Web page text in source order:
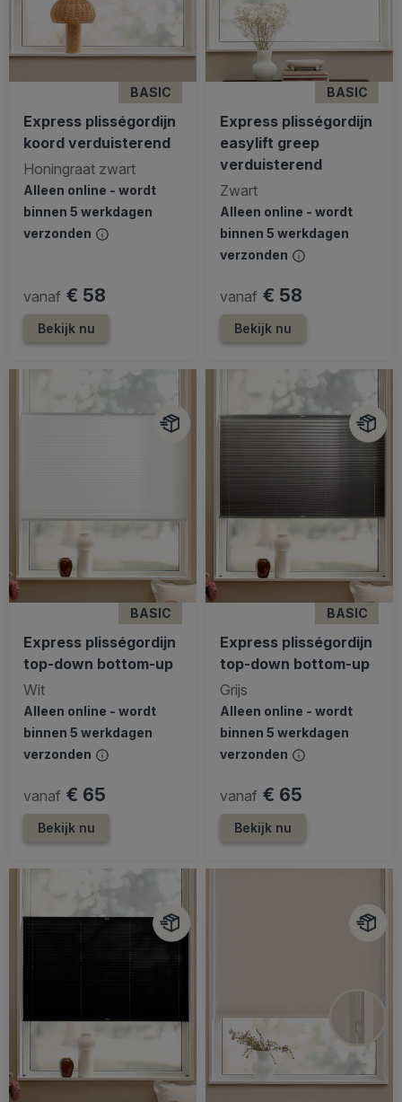
BASIC
Express plisségordijn
koord verduisterend
Honingraat zwart
Alleen online - wordt
binnen 5 werkdagen
verzonden
vanaf € 58
Bekijk nu
BASIC
Express plisségordijn
easylift greep
verduisterend
Zwart
Alleen online - wordt
binnen 5 werkdagen
verzonden
vanaf € 58
Bekijk nu
BASIC
Express plisségordijn
top-down bottom-up
Wit
Alleen online - wordt
binnen 5 werkdagen
verzonden
vanaf € 65
Bekijk nu
BASIC
Express plisségordijn
top-down bottom-up
Grijs
Alleen online - wordt
binnen 5 werkdagen
verzonden
vanaf € 65
Bekijk nu